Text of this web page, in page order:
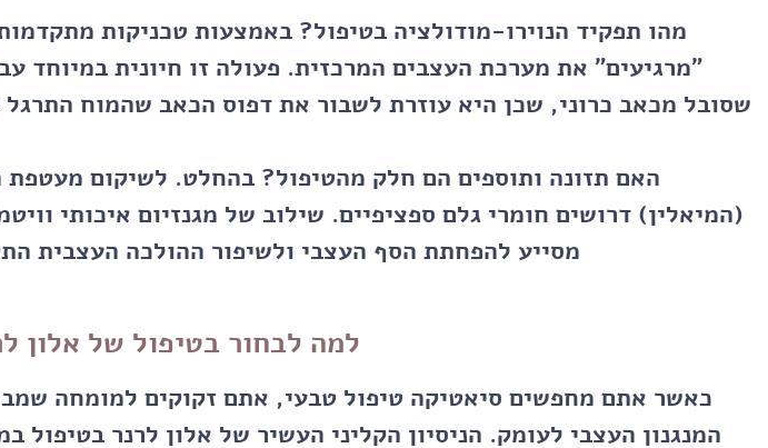
מהו תפקיד הנוירו-מודולציה בטיפול? באמצעות טכניקות
"מרגיעים" את מערכת העצבים המרכזית. פעולה זו חיונית במיוחד
שסובל מכאב כרוני, שכן היא עוזרת לשבור את דפוס הכאב שהמוח התרגל
האם תזונה ותוספים הם חלק מהטיפול? בהחלט. לשיקום מעטפת
מסייע להפחתת הסף העצבי ולשיפור ההולכה העצבית
למה לבחור בטיפול של אלון
כאשר אתם מחפשים סיאטיקה טיפול טבעי, אתם זקוקים למומחה
המנגנון העצבי לעומק. הניסיון הקליני העשיר של אלון לרנר בטיפול